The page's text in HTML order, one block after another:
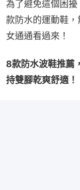
為了避免這個困
款防水的運動鞋
女通通看過來！
8款防水波鞋推薦
持雙腳乾爽舒適